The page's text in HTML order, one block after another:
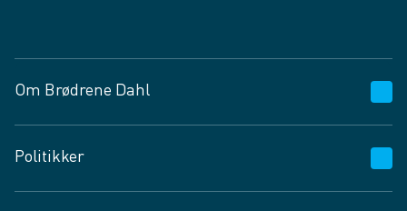
Om Brødrene Dahl
Vagttelefon 30 10 89 89
Spørgsmål og svar
Politikker